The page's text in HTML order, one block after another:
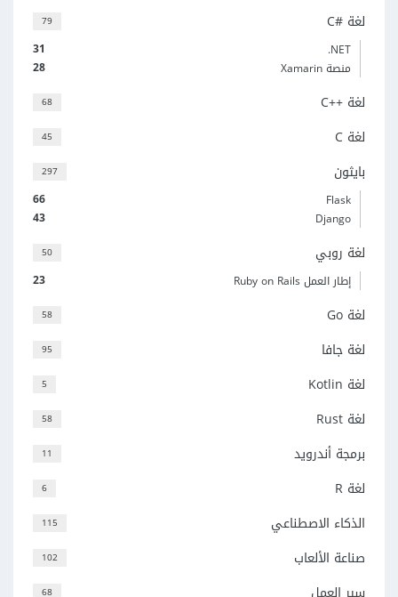
79 لغة C#‎
31
‎.NET
28
منصة Xamarin
68 لغة C++‎
45 لغة C
297 بايثون
66
Flask
43
Django
50 لغة روبي
23 إطار العمل Ruby on Rails
58 لغة Go
95 لغة جافا
5 لغة Kotlin
58 لغة Rust
11 برمجة أندرويد
6 لغة R
115 الذكاء الاصطناعي
102 صناعة الألعاب
68